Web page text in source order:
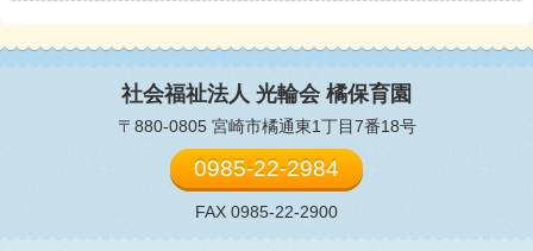
社会福祉法人 光輪会 橘保育園
〒880-0805 宮崎市橘通東1丁目7番18号
0985-22-2984
FAX 0985-22-2900